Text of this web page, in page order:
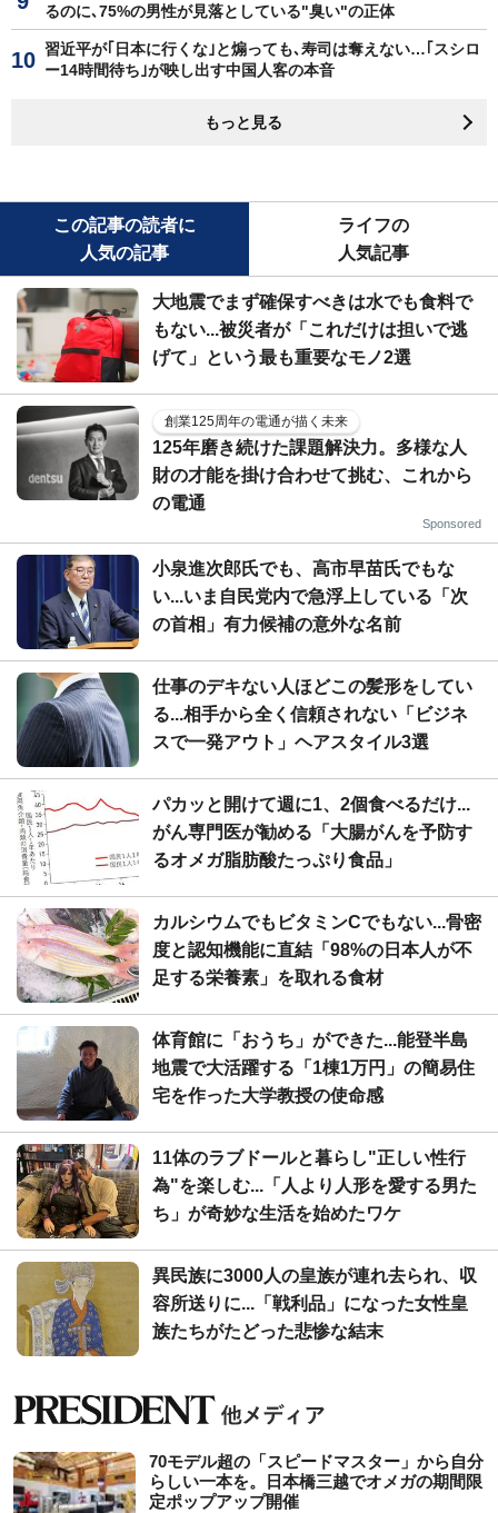
るのに､75%の男性が見落としている"臭い"の正体
習近平が｢日本に行くな｣と煽っても､寿司は奪えない…｢スシロ
ー14時間待ち｣が映し出す中国人客の本音
もっと見る
この記事の読者に
人気の記事
ライフの
人気記事
大地震でまず確保すべきは水でも食料で
もない...被災者が「これだけは担いで逃
げて」という最も重要なモノ2選
創業125周年の電通が描く未来
125年磨き続けた課題解決力。多様な人
財の才能を掛け合わせて挑む、これから
の電通
Sponsored
小泉進次郎氏でも、高市早苗氏でもな
い...いま自民党内で急浮上している「次
の首相」有力候補の意外な名前
仕事のデキない人ほどこの髪形をしてい
る...相手から全く信頼されない「ビジネ
スで一発アウト」ヘアスタイル3選
パカッと開けて週に1、2個食べるだけ...
がん専門医が勧める「大腸がんを予防す
るオメガ脂肪酸たっぷり食品」
カルシウムでもビタミンCでもない...骨密
度と認知機能に直結「98%の日本人が不
足する栄養素」を取れる食材
体育館に「おうち」ができた...能登半島
地震で大活躍する「1棟1万円」の簡易住
宅を作った大学教授の使命感
11体のラブドールと暮らし"正しい性行
為"を楽しむ...「人より人形を愛する男た
ち」が奇妙な生活を始めたワケ
異民族に3000人の皇族が連れ去られ、収
容所送りに...「戦利品」になった女性皇
族たちがたどった悲惨な結末
70モデル超の「スピードマスター」から自分
らしい一本を。日本橋三越でオメガの期間限
定ポップアップ開催